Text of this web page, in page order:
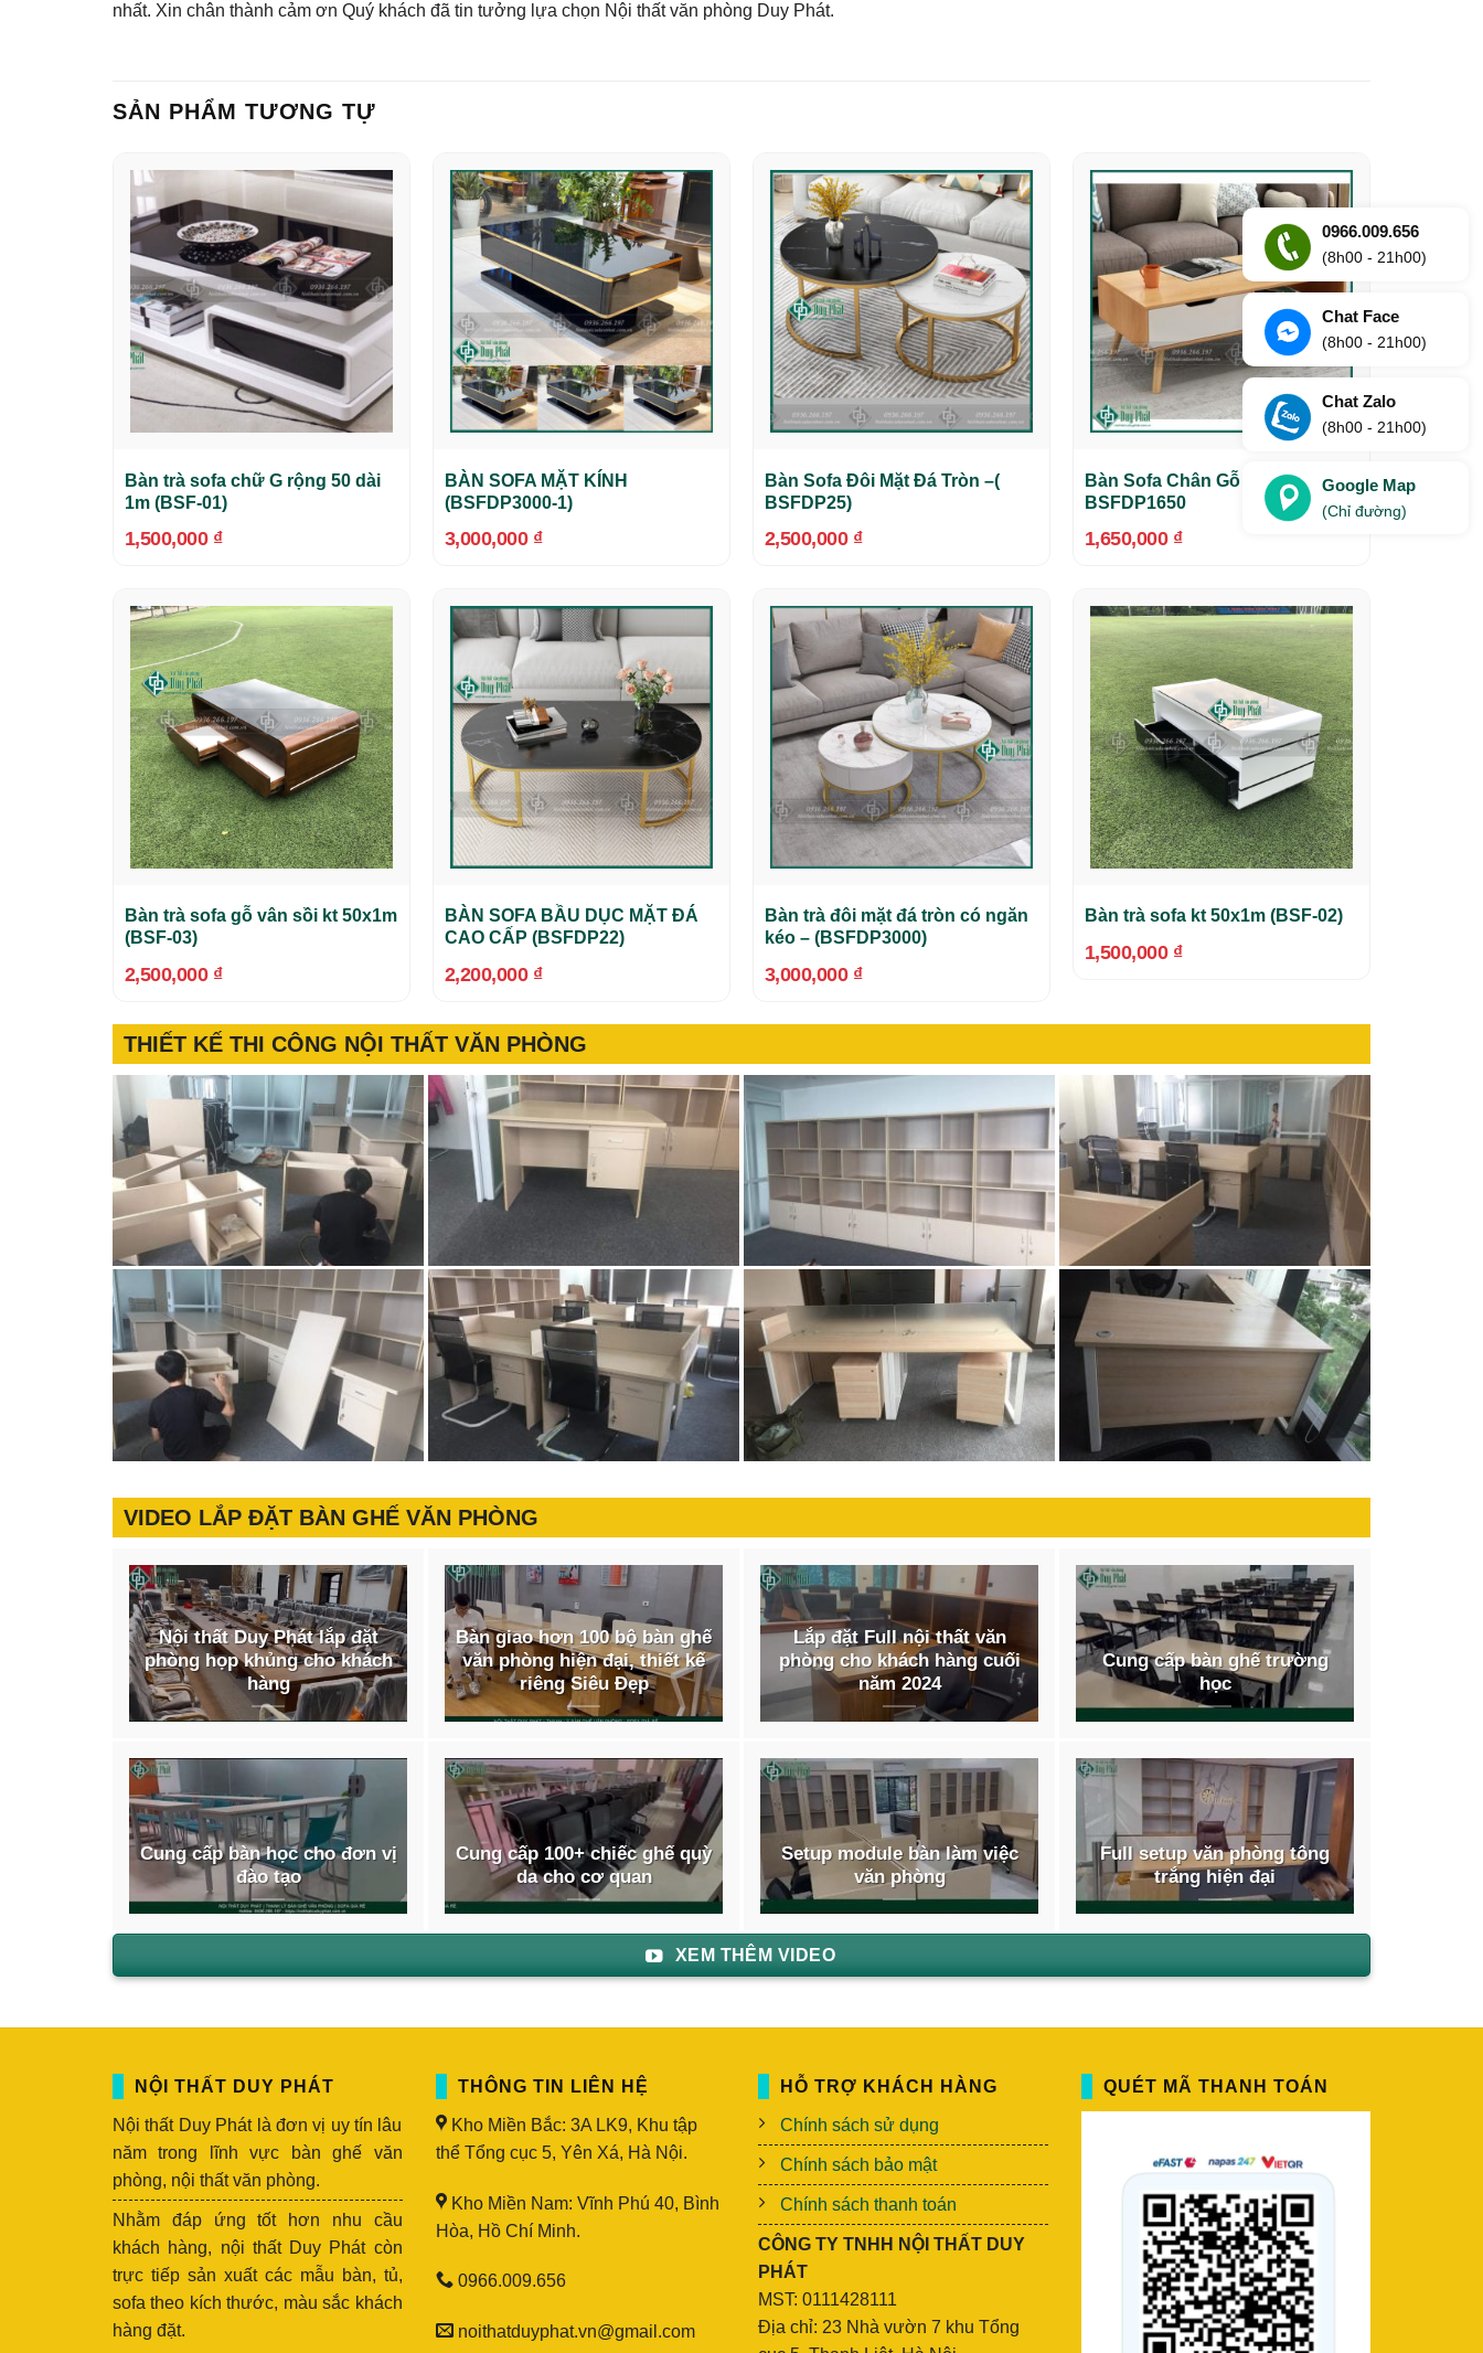
nhất. Xin chân thành cảm ơn Quý khách đã tin tưởng lựa chọn Nội thất văn phòng Duy Phát.
SẢN PHẨM TƯƠNG TỰ
Bàn trà sofa chữ G rộng 50 dài
1m (BSF-01)
1,500,000 ₫
BÀN SOFA MẶT KÍNH
(BSFDP3000-1)
3,000,000 ₫
Bàn Sofa Đôi Mặt Đá Tròn –(
BSFDP25)
2,500,000 ₫
Bàn Sofa Chân Gỗ Màu Vàng –
BSFDP1650
1,650,000 ₫
Bàn trà sofa gỗ vân sồi kt 50x1m
(BSF-03)
2,500,000 ₫
BÀN SOFA BẦU DỤC MẶT ĐÁ
CAO CẤP (BSFDP22)
2,200,000 ₫
Bàn trà đôi mặt đá tròn có ngăn
kéo – (BSFDP3000)
3,000,000 ₫
Bàn trà sofa kt 50x1m (BSF-02)
1,500,000 ₫
THIẾT KẾ THI CÔNG NỘI THẤT VĂN PHÒNG
VIDEO LẮP ĐẶT BÀN GHẾ VĂN PHÒNG
Nội thất Duy Phát lắp đặt
phòng họp khủng cho khách
hàng
Bàn giao hơn 100 bộ bàn ghế
văn phòng hiện đại, thiết kế
riêng Siêu Đẹp
Lắp đặt Full nội thất văn
phòng cho khách hàng cuối
năm 2024
Cung cấp bàn ghế trường
học
Cung cấp bàn học cho đơn vị
đào tạo
Cung cấp 100+ chiếc ghế quỳ
da cho cơ quan
Setup module bàn làm việc
văn phòng
Full setup văn phòng tông
trắng hiện đại
XEM THÊM VIDEO
NỘI THẤT DUY PHÁT
Nội thất Duy Phát là đơn vị uy tín lâu
năm trong lĩnh vực bàn ghế văn
phòng, nội thất văn phòng.
Nhằm đáp ứng tốt hơn nhu cầu
khách hàng, nội thất Duy Phát còn
trực tiếp sản xuất các mẫu bàn, tủ,
sofa theo kích thước, màu sắc khách
hàng đặt.
THÔNG TIN LIÊN HỆ
Kho Miền Bắc: 3A LK9, Khu tập
thể Tổng cục 5, Yên Xá, Hà Nội.
Kho Miền Nam: Vĩnh Phú 40, Bình
Hòa, Hồ Chí Minh.
0966.009.656
noithatduyphat.vn@gmail.com
HỖ TRỢ KHÁCH HÀNG
Chính sách sử dụng
Chính sách bảo mật
Chính sách thanh toán
CÔNG TY TNHH NỘI THẤT DUY
PHÁT
MST: 0111428111
Địa chỉ: 23 Nhà vườn 7 khu Tổng
QUÉT MÃ THANH TOÁN
0966.009.656
(8h00 - 21h00)
Chat Face
(8h00 - 21h00)
Chat Zalo
(8h00 - 21h00)
Google Map
(Chỉ đường)